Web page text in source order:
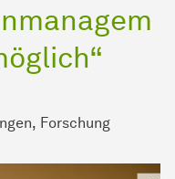
Forschung